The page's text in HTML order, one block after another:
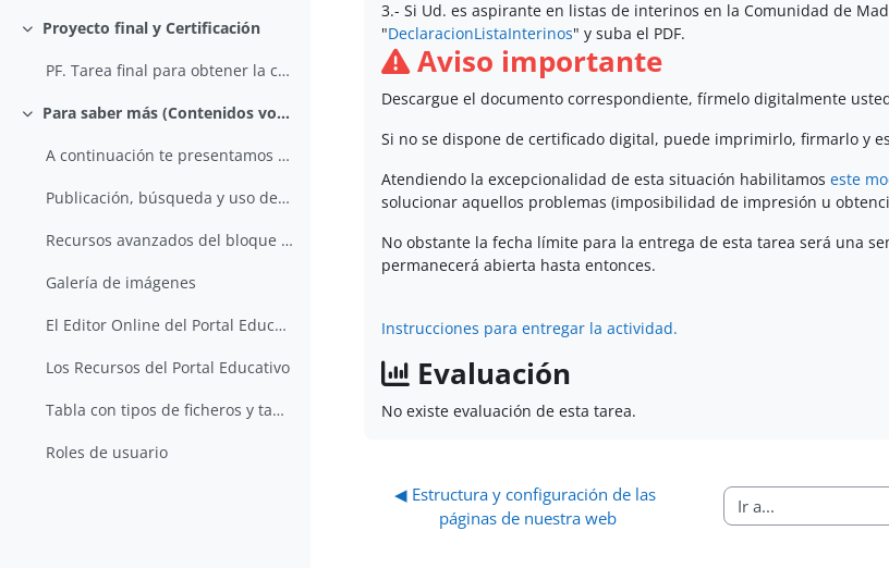
Colapsar
Proyecto final y Certificación
PF. Tarea final para obtener la certificación
Colapsar Para saber más (Contenidos voluntarios)
A continuación te presentamos una serie de conteni...
Publicación, búsqueda y uso de materiales
Recursos avanzados del bloque de diseño personalizado y accesible
Galería de imágenes
El Editor Online del Portal Educativo
Los Recursos del Portal Educativo
Tabla con tipos de ficheros y tamaños para subir al Portal Educativo
Roles de usuario
3.- Si Ud. es aspirante en listas de interinos en la Comunidad de
"DeclaracionListaInterinos" y suba el PDF.
Aviso importante
Descargue el documento correspondiente, fírmelo digitalmente
Si no se dispone de certificado digital, puede imprimirlo, firmarlo y
Atendiendo la excepcionalidad de esta situación habilitamoseste
solucionar aquellos problemas (imposibilidad de impresión u
No obstante la fecha límite para la entrega de esta tarea será una
permanecerá abierta hasta entonces.
Instrucciones para entregar la actividad.
Evaluación
No existe evaluación de esta tarea.
◀︎ Estructura y configuración de las
páginas de nuestra web
Ir a...